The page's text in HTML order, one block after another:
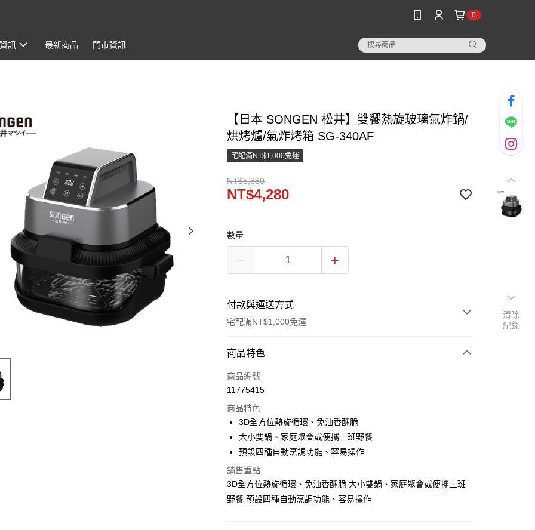
0
訊 最新商品 門市資訊
【日本 SONGEN 松井】雙饗熱旋玻璃氣炸鍋/
烘烤爐/氣炸烤箱 SG-340AF
宅配滿NT$1,000免運
NT$5,880
NT$4,280
數量
付款與運送方式
宅配滿NT$1,000免運
付款方式
信用卡一次付款
街口支付
悠遊付
運送方式
宅配
商品特色
商品編號
11775415
商品特色
3D全方位熱旋循環、免油香酥脆
大小雙鍋、家庭聚會或便攜上班野餐
預設四種自動烹調功能、容易操作
銷售重點
3D全方位熱旋循環、免油香酥脆 大小雙鍋、家庭聚會或便攜上班
野餐 預設四種自動烹調功能、容易操作
清除
紀錄